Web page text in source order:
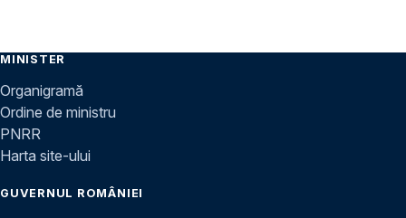
MINISTER
Organigramă
Ordine de ministru
PNRR
Harta site-ului
GUVERNUL ROMÂNIEI